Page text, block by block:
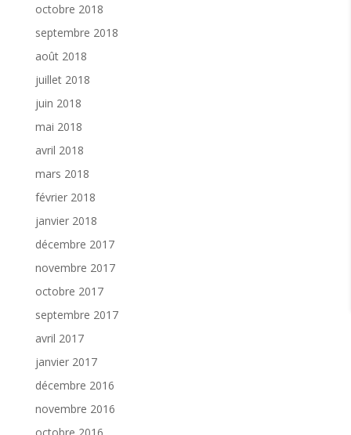
octobre 2018
septembre 2018
août 2018
juillet 2018
juin 2018
mai 2018
avril 2018
mars 2018
février 2018
janvier 2018
décembre 2017
novembre 2017
octobre 2017
septembre 2017
avril 2017
janvier 2017
décembre 2016
novembre 2016